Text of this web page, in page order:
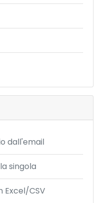
dall'email
singola
Excel/CSV